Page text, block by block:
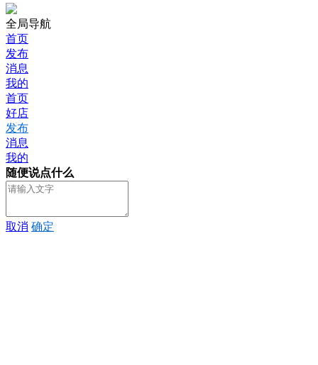
全局导航
首页
发布
消息
我的
首页
好店
发布
消息
我的
随便说点什么
取消 确定